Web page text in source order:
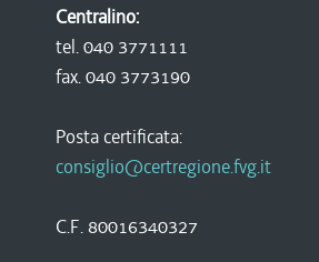
Centralino:
tel. 040 3771111
fax. 040 3773190
Posta certificata:
consiglio@certregione.fvg.it
C.F. 80016340327